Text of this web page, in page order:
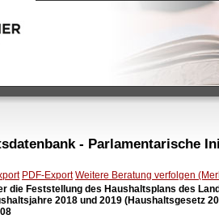
- Parlamentarische
PDF-Export Weitere Beratung verfolgen
die Feststellung des Haushaltsplans des
2018 und 2019 (Haushaltsgesetz
08